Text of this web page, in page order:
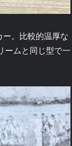
。比較的温厚な
ームと同じ型で一